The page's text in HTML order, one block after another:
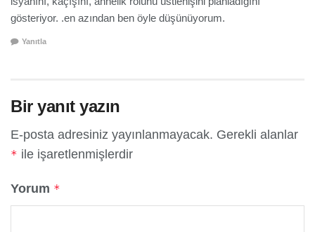
gösteriyor. .en azından ben öyle düşünüyorum.
Yanıtla
Bir yanıt yazın
E-posta adresiniz yayınlanmayacak. Gerekli alanlar
* ile işaretlenmişlerdir
Yorum *